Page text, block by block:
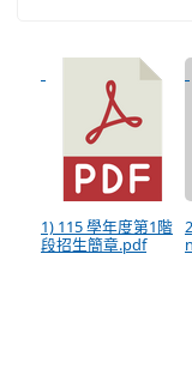
1) 115 學年度第1階
段招生簡章.pdf